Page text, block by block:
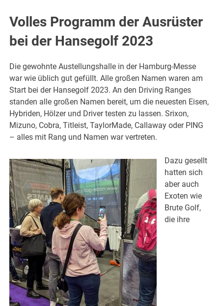
Volles Programm der Ausrüster
bei der Hansegolf 2023
Die gewohnte Austellungshalle in der Hamburg-Messe
war wie üblich gut gefüllt. Alle großen Namen waren am
Start bei der Hansegolf 2023. An den Driving Ranges
standen alle großen Namen bereit, um die neuesten Eisen,
Hybriden, Hölzer und Driver testen zu lassen. Srixon,
Mizuno, Cobra, Titleist, TaylorMade, Callaway oder PING
– alles mit Rang und Namen war vertreten.
Dazu gesellt
hatten sich
aber auch
Exoten wie
Brute Golf,
die ihre